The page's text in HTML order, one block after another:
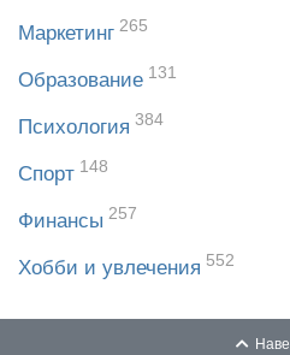
Маркетинг 265
Образование 131
Психология 384
Спорт 148
Финансы 257
Хобби и увлечения 552